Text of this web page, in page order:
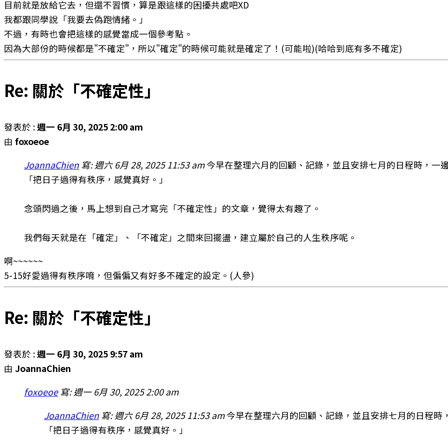
目前就是放給它去，但還不習慣，算是跟這樣的困擾共處吧XD
我都跟同學說「我要去偽跑情緒。」
不過，有時也會把這樣的感覺當成一個參考點。
因為大部份的時候都是"不確定"，所以"確定"的時候可能就是確定了！(可能啦)(哈哈到底有多不確定)
Re: 關於「不確定性」
發表於 :週一 6月 30, 2025 2:00 am
由 foxoeoe
JoannaChien 寫: 週六 6月 28, 2025 11:53 am今早在整理六月的回顧、記錄，並且安排七月的日程時，一
「把日子過得有秩序，感覺真好。」
念頭閃過之後，馬上想到自己才寫完「不確定性」的文章，覺得太有趣了。
我們每天就是在「確定」、「不確定」之間來回擺盪，建立屬於自己的人生秩序呢。
啊~~~~~~
5-15好愛過得有秩序唷，但偏偏又有好多不確定的設定。(人參)
Re: 關於「不確定性」
發表於 :週一 6月 30, 2025 9:57 am
由 JoannaChien
foxoeoe寫: 週一 6月 30, 2025 2:00 am
JoannaChien 寫: 週六 6月 28, 2025 11:53 am今早在整理六月的回顧、記錄，並且安排七月的日程時
「把日子過得有秩序，感覺真好。」